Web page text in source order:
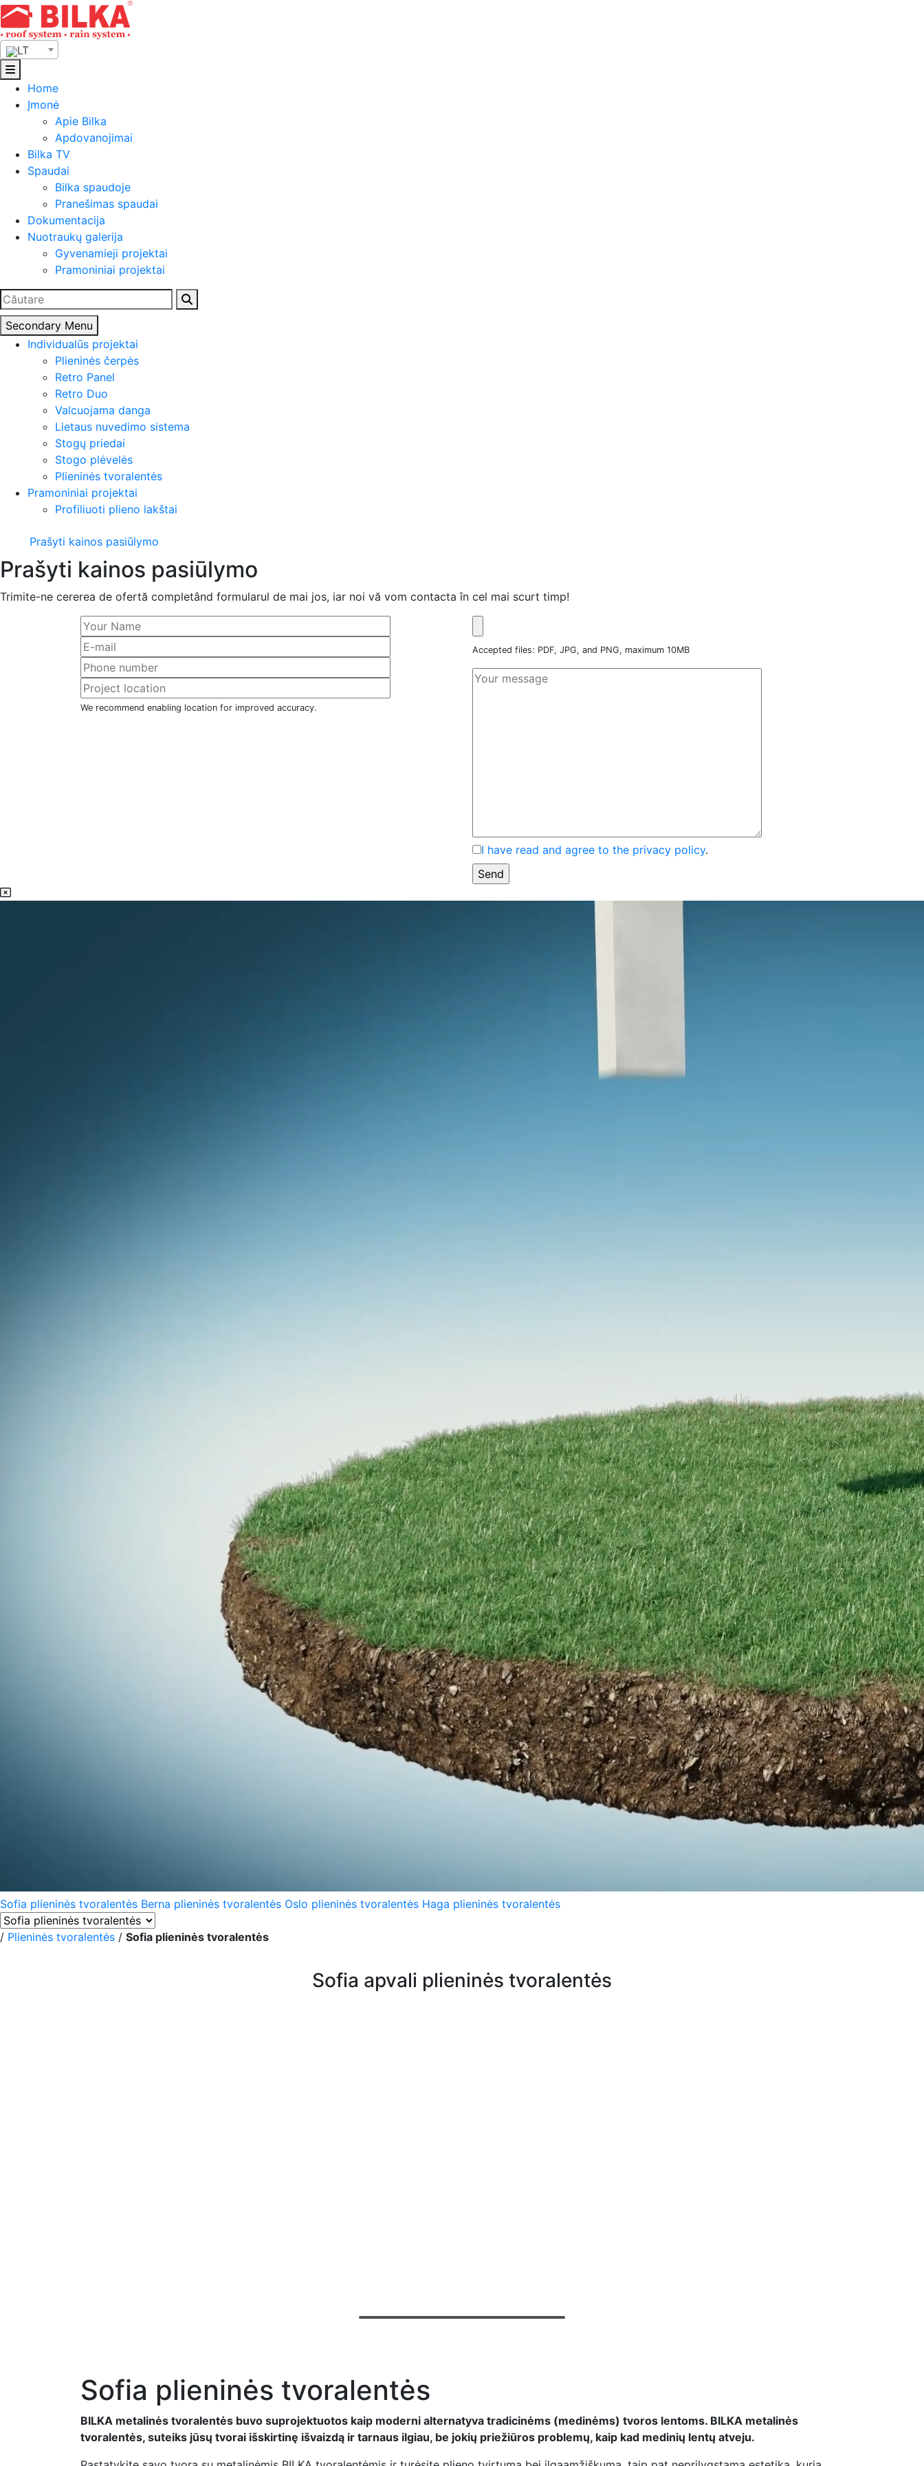
Skip
to
content
LT
Home
Įmonė
Apie Bilka
Apdovanojimai
Bilka TV
Spaudai
Bilka spaudoje
Pranešimas spaudai
Dokumentacija
Nuotraukų galerija
Gyvenamieji projektai
Pramoniniai projektai
Ieškoti:
Secondary Menu
Individualūs projektai
Plieninės čerpės
Retro Panel
Retro Duo
Valcuojama danga
Lietaus nuvedimo sistema
Stogų priedai
Stogo plėvelės
Plieninės tvoralentės
Pramoniniai projektai
Profiliuoti plieno lakštai
Prašyti kainos pasiūlymo
Prašyti kainos pasiūlymo
Trimite-ne cererea de ofertă completând formularul de mai jos, iar noi vă vom contacta în cel mai scurt timp!
We recommend enabling location for improved accuracy.
Accepted files: PDF, JPG, and PNG, maximum 10MB
I have read and agree to the privacy policy.
Sofia plieninės tvoralentės Berna plieninės tvoralentės Oslo plieninės tvoralentės Haga plieninės tvoralentės
/ Plieninės tvoralentės / Sofia plieninės tvoralentės
Sofia apvali plieninės tvoralentės
Sofia plieninės tvoralentės
BILKA metalinės tvoralentės buvo suprojektuotos kaip moderni alternatyva tradicinėms (medinėms) tvoros lentoms. BILKA metalinės
tvoralentės, suteiks jūsų tvorai išskirtinę išvaizdą ir tarnaus ilgiau, be jokių priežiūros problemų, kaip kad medinių lentų atveju.